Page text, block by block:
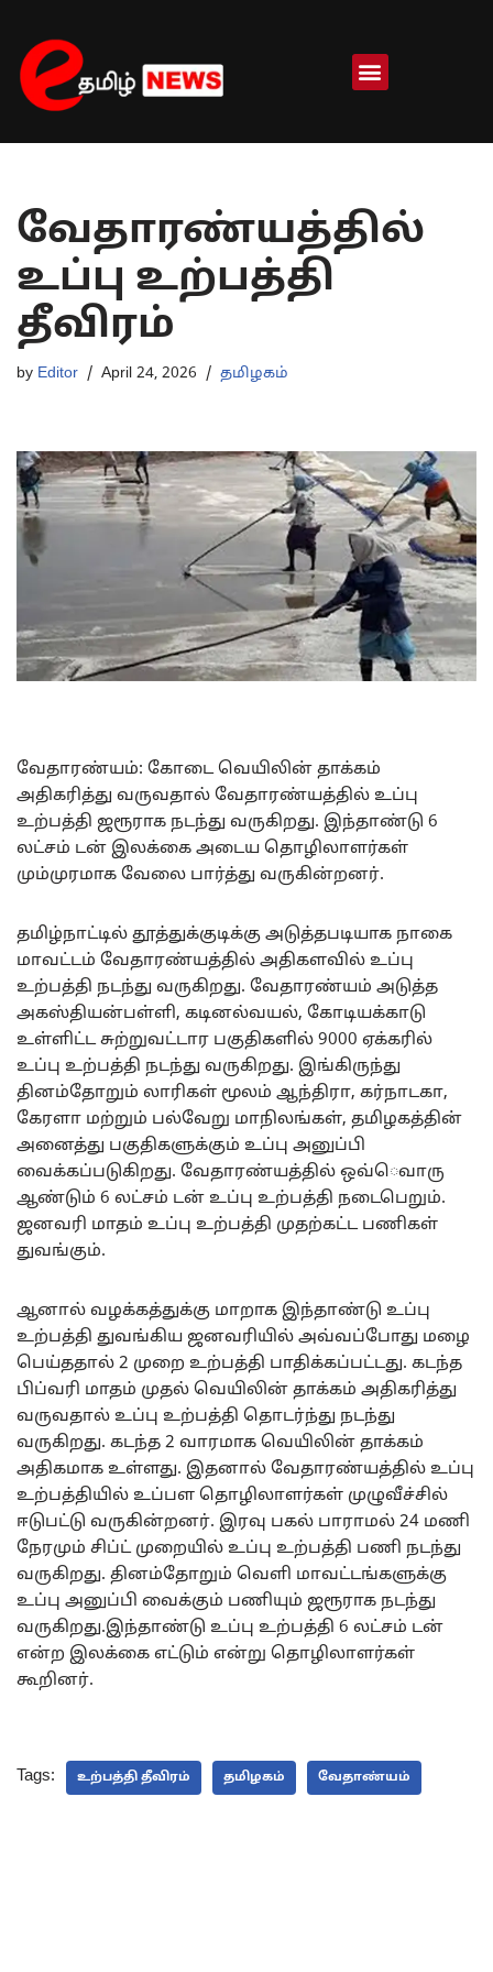
Skip
to
content
வேதாரண்யத்தில்
உப்பு உற்பத்தி
தீவிரம்
by Editor April 24, 2026 தமிழகம்
வேதாரண்யம்: கோடை வெயிலின் தாக்கம்
அதிகரித்து வருவதால் வேதாரண்யத்தில் உப்பு
உற்பத்தி ஜரூராக நடந்து வருகிறது. இந்தாண்டு 6
லட்சம் டன் இலக்கை அடைய தொழிலாளர்கள்
மும்முரமாக வேலை பார்த்து வருகின்றனர்.
தமிழ்நாட்டில் தூத்துக்குடிக்கு அடுத்தபடியாக நாகை
மாவட்டம் வேதாரண்யத்தில் அதிகளவில் உப்பு
உற்பத்தி நடந்து வருகிறது. வேதாரண்யம் அடுத்த
அகஸ்தியன்பள்ளி, கடினல்வயல், கோடியக்காடு
உள்ளிட்ட சுற்றுவட்டார பகுதிகளில் 9000 ஏக்கரில்
உப்பு உற்பத்தி நடந்து வருகிறது. இங்கிருந்து
தினம்தோறும் லாரிகள் மூலம் ஆந்திரா, கர்நாடகா,
கேரளா மற்றும் பல்வேறு மாநிலங்கள், தமிழகத்தின்
அனைத்து பகுதிகளுக்கும் உப்பு அனுப்பி
வைக்கப்படுகிறது. வேதாரண்யத்தில் ஒவ்ெவாரு
ஆண்டும் 6 லட்சம் டன் உப்பு உற்பத்தி நடைபெறும்.
ஜனவரி மாதம் உப்பு உற்பத்தி முதற்கட்ட பணிகள்
துவங்கும்.
ஆனால் வழக்கத்துக்கு மாறாக இந்தாண்டு உப்பு
உற்பத்தி துவங்கிய ஜனவரியில் அவ்வப்போது மழை
பெய்ததால் 2 முறை உற்பத்தி பாதிக்கப்பட்டது. கடந்த
பிப்வரி மாதம் முதல் வெயிலின் தாக்கம் அதிகரித்து
வருவதால் உப்பு உற்பத்தி தொடர்ந்து நடந்து
வருகிறது. கடந்த 2 வாரமாக வெயிலின் தாக்கம்
அதிகமாக உள்ளது. இதனால் வேதாரண்யத்தில் உப்பு
உற்பத்தியில் உப்பள தொழிலாளர்கள் முழுவீச்சில்
ஈடுபட்டு வருகின்றனர். இரவு பகல் பாராமல் 24 மணி
நேரமும் சிப்ட் முறையில் உப்பு உற்பத்தி பணி நடந்து
வருகிறது. தினம்தோறும் வெளி மாவட்டங்களுக்கு
உப்பு அனுப்பி வைக்கும் பணியும் ஜரூராக நடந்து
வருகிறது.இந்தாண்டு உப்பு உற்பத்தி 6 லட்சம் டன்
என்ற இலக்கை எட்டும் என்று தொழிலாளர்கள்
கூறினர்.
Tags: உற்பத்தி தீவிரம் தமிழகம் வேதாண்யம்